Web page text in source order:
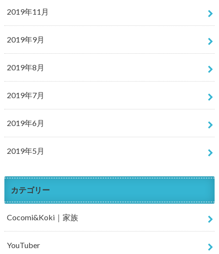
2019年11月
2019年9月
2019年8月
2019年7月
2019年6月
2019年5月
カテゴリー
Cocomi&Koki｜家族
YouTuber